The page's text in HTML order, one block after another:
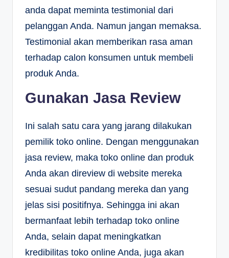
anda dapat meminta testimonial dari
pelanggan Anda. Namun jangan memaksa.
Testimonial akan memberikan rasa aman
terhadap calon konsumen untuk membeli
produk Anda.
Gunakan Jasa Review
Ini salah satu cara yang jarang dilakukan
pemilik toko online. Dengan menggunakan
jasa review, maka toko online dan produk
Anda akan direview di website mereka
sesuai sudut pandang mereka dan yang
jelas sisi positifnya. Sehingga ini akan
bermanfaat lebih terhadap toko online
Anda, selain dapat meningkatkan
kredibilitas toko online Anda, juga akan